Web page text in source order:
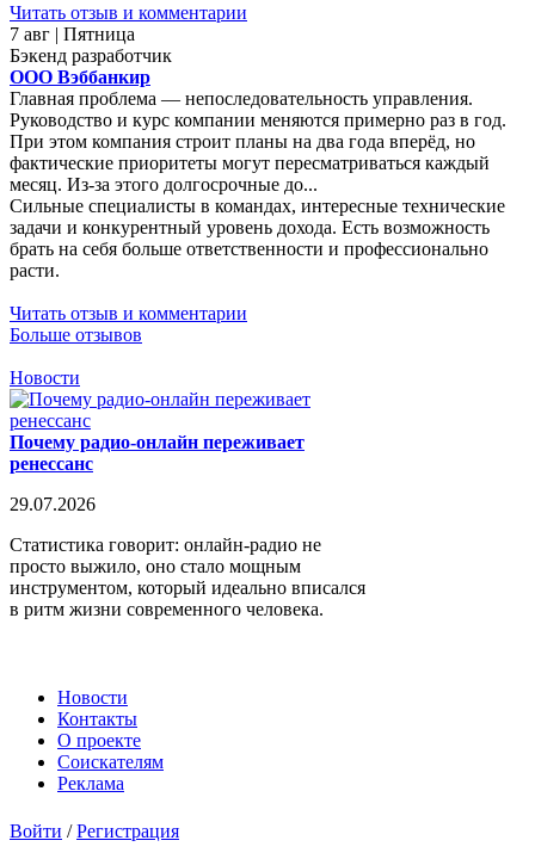
Читать отзыв и комментарии
7 авг | Пятница
Бэкенд разработчик
ООО Вэббанкир
Главная проблема — непоследовательность управления.
Руководство и курс компании меняются примерно раз в год.
При этом компания строит планы на два года вперёд, но
фактические приоритеты могут пересматриваться каждый
месяц. Из-за этого долгосрочные до...
Сильные специалисты в командах, интересные технические
задачи и конкурентный уровень дохода. Есть возможность
брать на себя больше ответственности и профессионально
расти.
Читать отзыв и комментарии
Больше отзывов
Новости
Почему радио-онлайн переживает
ренессанс
29.07.2026
Статистика говорит: онлайн-радио не
просто выжило, оно стало мощным
инструментом, который идеально вписался
в ритм жизни современного человека.
Новости
Контакты
О проекте
Соискателям
Реклама
Войти /Регистрация